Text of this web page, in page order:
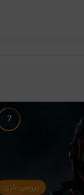
بررسی بازی